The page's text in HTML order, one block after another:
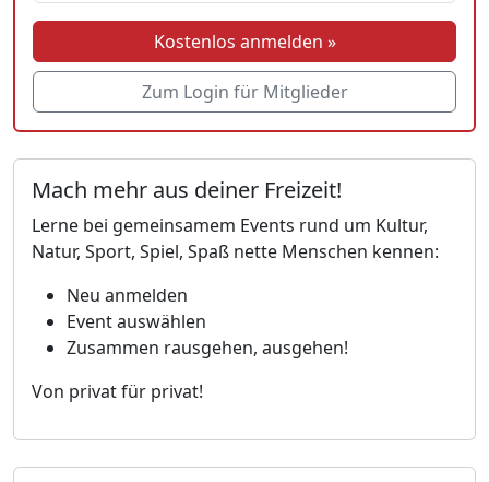
Kostenlos anmelden »
Zum Login für Mitglieder
Mach mehr aus deiner Freizeit!
Lerne bei gemeinsamem Events rund um Kultur,
Natur, Sport, Spiel, Spaß nette Menschen kennen:
Neu anmelden
Event auswählen
Zusammen rausgehen, ausgehen!
Von privat für privat!